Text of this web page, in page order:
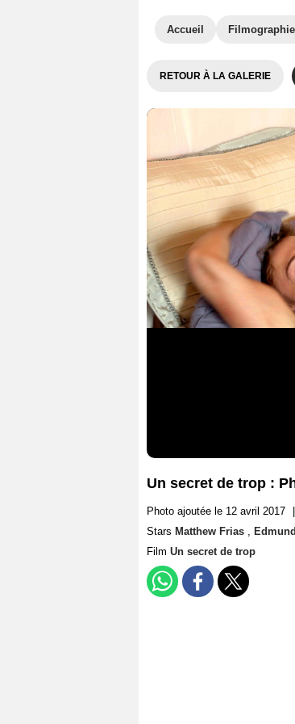
Accueil Filmographie
RETOUR À LA GALERIE
Un secret de trop :
Photo ajoutée le 12 avril 2017
Stars Matthew Frias ,
Film Un secret de trop